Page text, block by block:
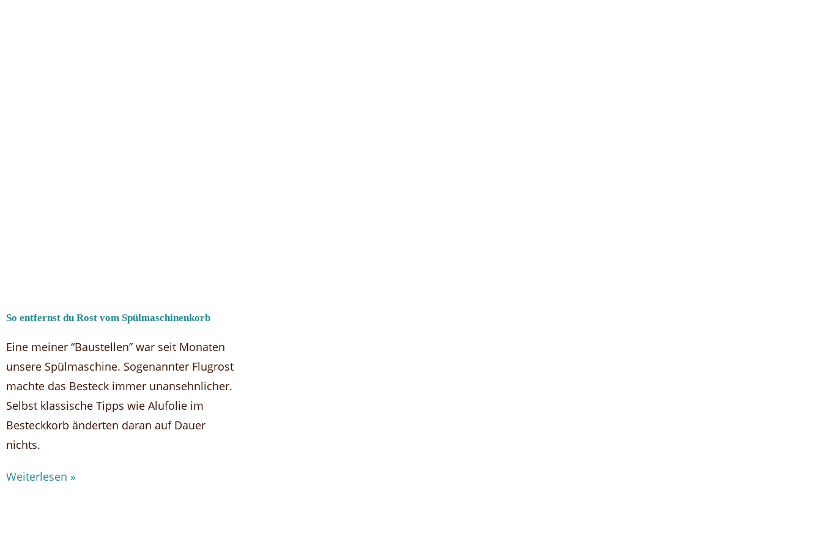
So entfernst du Rost vom Spülmaschinenkorb
Eine meiner “Baustellen” war seit Monaten
unsere Spülmaschine. Sogenannter Flugrost
machte das Besteck immer unansehnlicher.
Selbst klassische Tipps wie Alufolie im
Besteckkorb änderten daran auf Dauer
nichts.
Weiterlesen »